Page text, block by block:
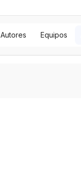
Autores Equipos